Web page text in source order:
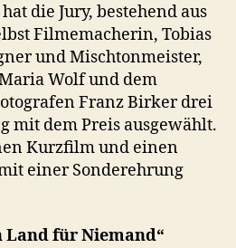
die Jury, bestehend aus
Filmemacherin, Tobias
und Mischtonmeister,
Wolf und dem
Franz Birker drei
mit dem Preis ausgewählt.
Kurzfilm und einen
einer Sonderehrung
Land für Niemand“